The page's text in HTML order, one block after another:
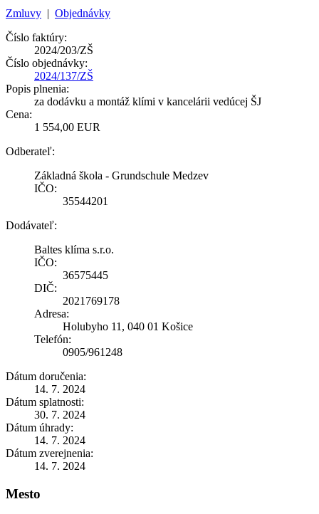
Zmluvy | Objednávky
Číslo faktúry:
2024/203/ZŠ
Číslo objednávky:
2024/137/ZŠ
Popis plnenia:
za dodávku a montáž klími v kancelárii vedúcej ŠJ
Cena:
1 554,00 EUR
Odberateľ:
Základná škola - Grundschule Medzev
IČO:
35544201
Dodávateľ:
Baltes klíma s.r.o.
IČO:
36575445
DIČ:
2021769178
Adresa:
Holubyho 11, 040 01 Košice
Telefón:
0905/961248
Dátum doručenia:
14. 7. 2024
Dátum splatnosti:
30. 7. 2024
Dátum úhrady:
14. 7. 2024
Dátum zverejnenia:
14. 7. 2024
Mesto